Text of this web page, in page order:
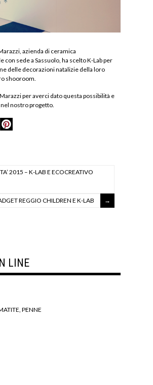
, azienda di ceramica
con sede a Sassuolo, ha scelto K-Lab per
delle decorazioni natalizie della loro
shooroom.
per averci dato questa possibilità e
nostro progetto.
Twitter
2015 – K-LAB E ECOCREATIVO
REGGIO CHILDREN E K-LAB
LINE
PENNE